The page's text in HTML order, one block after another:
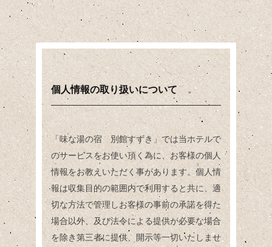
個人情報の取り扱いについて
「味な湯の宿 別館すずき」では当ホテルで
のサービスをお使い頂く為に、お客様の個人
情報をお教えいただく事があります。個人情
報は収集目的の範囲内で利用すると共に、適
切な方法で管理しお客様の事前の承諾を得た
場合以外、及び法令による提供が必要な場合
を除き第三者に提供、開示等一切いたしませ